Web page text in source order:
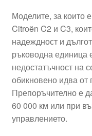
Моделите, за които
Citroën C2 и C3,
надеждност и
ръководна единица
недостатъчност на
обикновено идва от
Препоръчително е
60 000 км или при
управлението.